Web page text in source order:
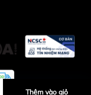
Thêm vào giỏ